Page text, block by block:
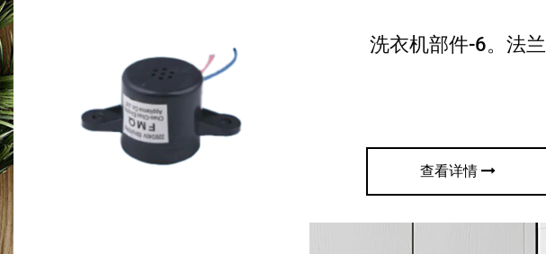
洗衣机部件-6。法兰
查看详情